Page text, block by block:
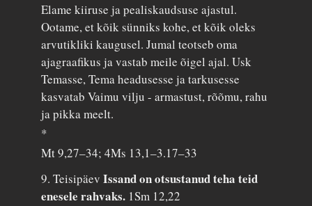
Elame kiiruse ja pealiskaudsuse ajastul.
Ootame, et kõik sünniks kohe, et kõik oleks
arvutikliki kaugusel. Jumal teotseb oma
ajagraafikus ja vastab meile õigel ajal. Usk
Temasse, Tema headusesse ja tarkusesse
kasvatab Vaimu vilju - armastust, rõõmu, rahu
ja pikka meelt.
*
Mt 9,27–34; 4Ms 13,1–3.17–33
9. TeisipäevIssand on otsustanud teha teid
enesele rahvaks. 1Sm 12,22